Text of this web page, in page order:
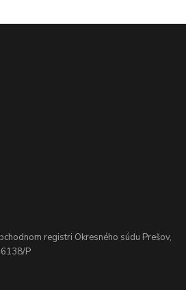
registri Okresného súdu Prešov,
P